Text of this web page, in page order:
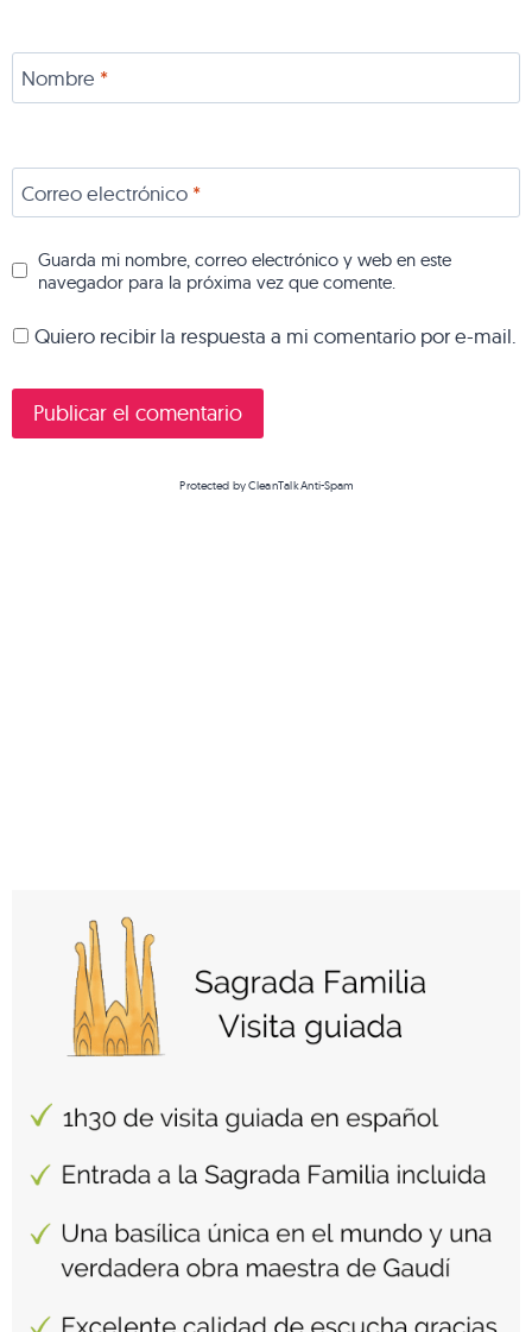
Nombre *
Correo electrónico *
Guarda mi nombre, correo electrónico y web en este
navegador para la próxima vez que comente.
Quiero recibir la respuesta a mi comentario por e-mail.
Protected byCleanTalk Anti-Spam